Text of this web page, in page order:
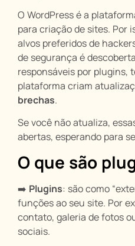
O WordPress é a
para criação de sites. Por
alvos preferidos de
de segurança é
responsáveis por plugins,
plataforma criam
brechas.
Se você não atualiza,
abertas, esperando para
O que são
➡️ Plugins: são como
funções ao seu site. Por
contato, galeria de fotos
sociais.